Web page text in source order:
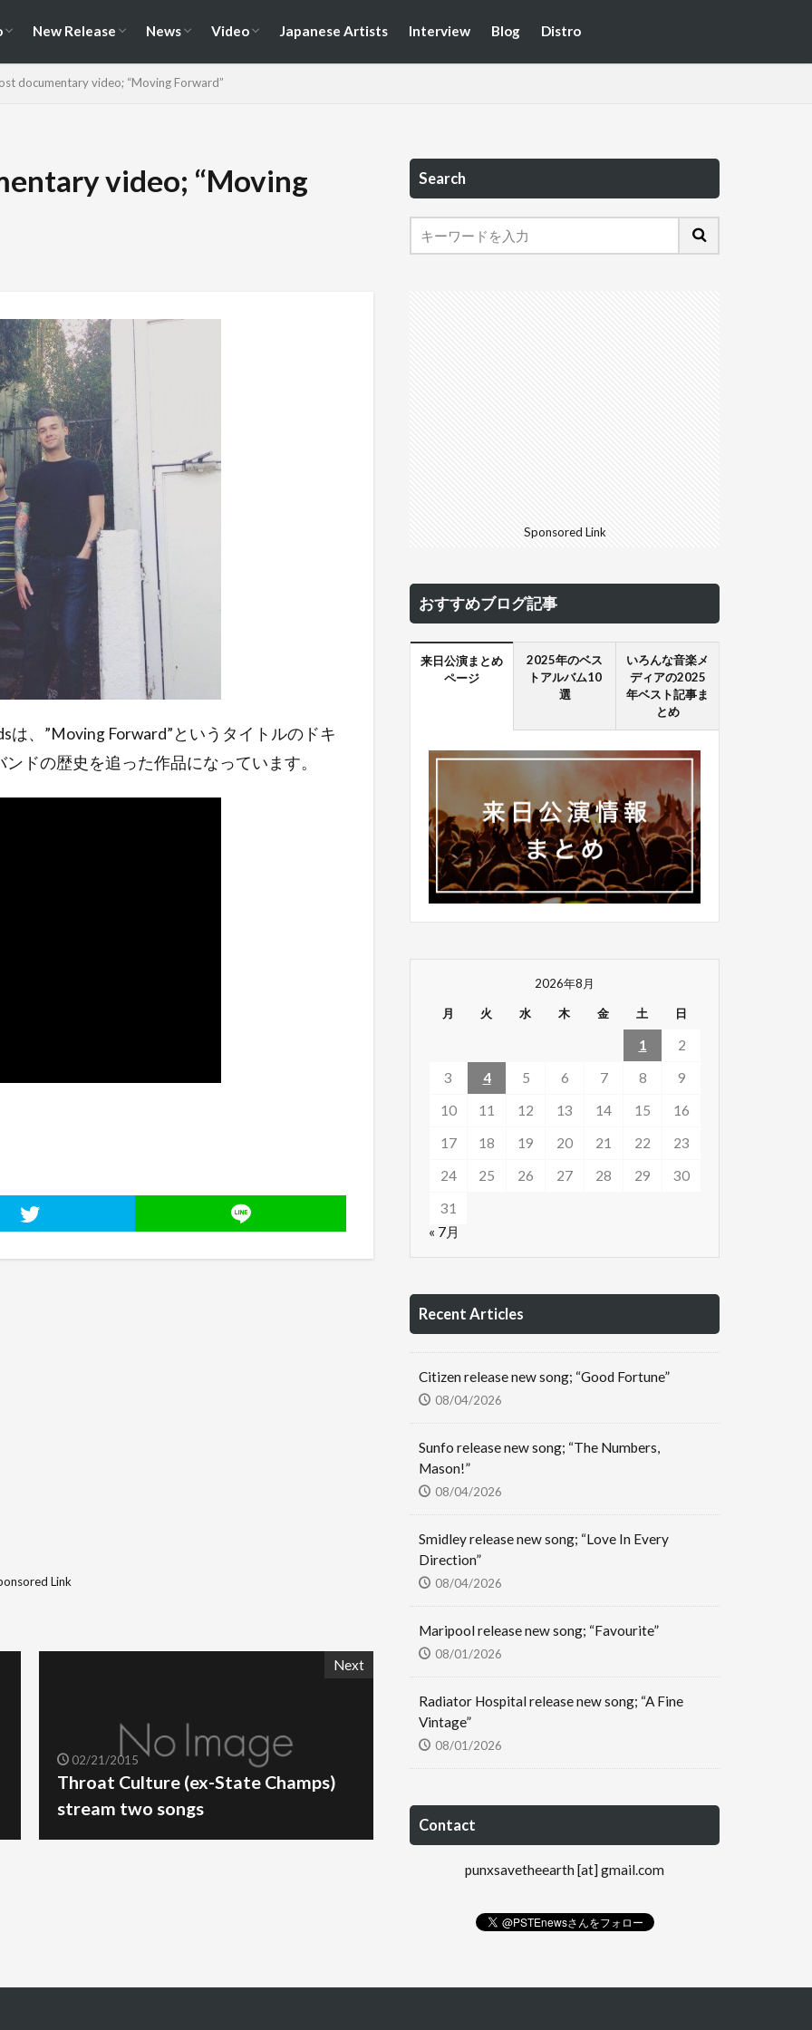
New Release News Video Japanese Artists Interview Blog Distro
documentary video; “Moving Forward”
video; “Moving
は、”Moving Forward”というタイトルのドキ
ドの歴史を追った作品になっています。
Link
Next
02/21/2015
Throat Culture (ex-State Champs)
stream two songs
Search
Sponsored Link
おすすめブログ記事
来日公演まとめ
ページ
2025年のベス
トアルバム10
選
いろんな音楽メ
ディアの2025
年ベスト記事ま
とめ
2026年8月
月 火 水 木 金 土 日
1
2
3
4 5 6 7 8
9
10
11 12 13 14 15
16
17
18 19 20 21 22
23
24
25 26 27 28 29
30
31
« 7月
Recent Articles
Citizen release new song; “Good Fortune”
08/04/2026
Sunfo release new song; “The Numbers,
Mason!”
08/04/2026
Smidley release new song; “Love In Every
Direction”
08/04/2026
Maripool release new song; “Favourite”
08/01/2026
Radiator Hospital release new song; “A Fine
Vintage”
08/01/2026
Contact
punxsavetheearth [at] gmail.com